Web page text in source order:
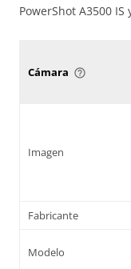
PowerShot A3500 IS
Cámara help_outline
Imagen
Fabricante
Modelo